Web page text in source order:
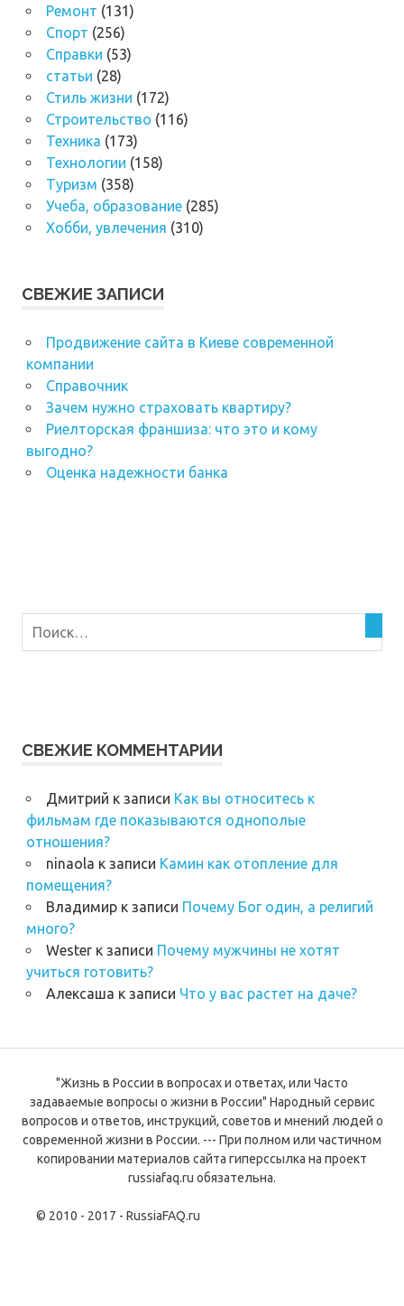
Ремонт (131)
Спорт (256)
Справки (53)
статьи (28)
Стиль жизни (172)
Строительство (116)
Техника (173)
Технологии (158)
Туризм (358)
Учеба, образование(285)
Хобби, увлечения (310)
СВЕЖИЕ ЗАПИСИ
Продвижение сайта в Киеве современной
компании
Справочник
Зачем нужно страховать квартиру?
Риелторская франшиза: что это и кому
выгодно?
Оценка надежности банка
СВЕЖИЕ КОММЕНТАРИИ
Дмитрий к записи Как вы относитесь к
фильмам где показываются однополые
отношения?
ninaola к записи Камин как отопление для
помещения?
Владимирк записи Почему Бог один, а религий
много?
Westerк записи Почему мужчины не хотят
учиться готовить?
Алексаша к записи Что у вас растет на даче?
"Жизнь в России в вопросах и ответах, или Часто
задаваемые вопросы о жизни в России" Народный сервис
вопросов и ответов, инструкций, советов и мнений людей о
современной жизни в России. --- При полном или частичном
копировании материалов сайта гиперссылка на проект
russiafaq.ru обязательна.
© 2010 - 2017 - RussiaFAQ.ru